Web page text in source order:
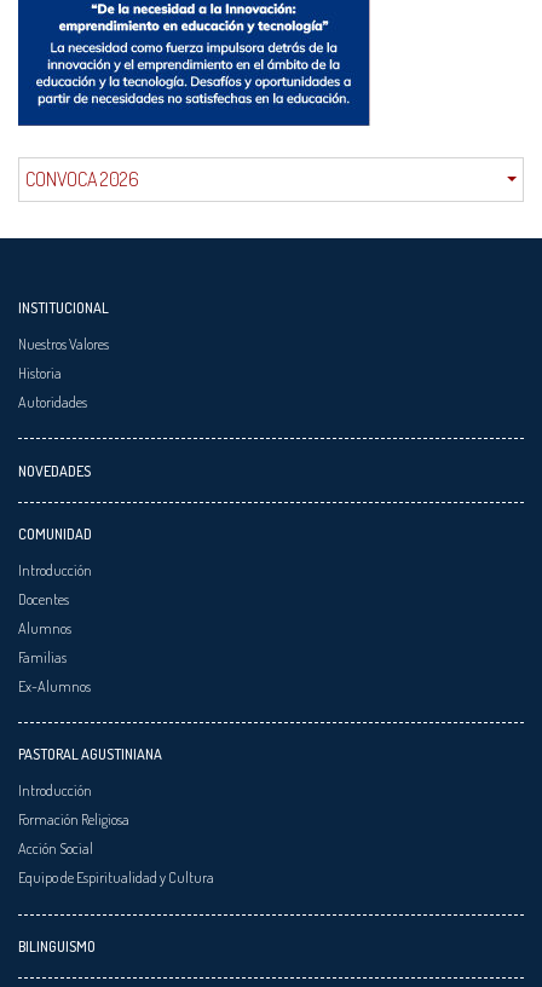
CONVOCA 2026
INSTITUCIONAL
Nuestros Valores
Historia
Autoridades
NOVEDADES
COMUNIDAD
Introducción
Docentes
Alumnos
Familias
Ex-Alumnos
PASTORAL AGUSTINIANA
Introducción
Formación Religiosa
Acción Social
Equipo de Espiritualidad y Cultura
BILINGUISMO